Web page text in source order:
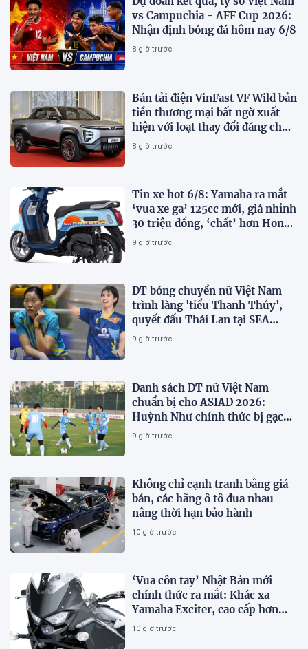
vs Campuchia - AFF Cup 2026:
Nhận định bóng đá hôm nay 6/8
8 giờ trước
Bán tải điện VinFast VF Wild bản
tiền thương mại bất ngờ xuất
hiện với loạt thay đổi đáng chú
ý
8 giờ trước
Tin xe hot 6/8: Yamaha ra mắt
‘vua xe ga’ 125cc mới, giá nhỉnh
30 triệu đồng, ‘chất’ hơn Honda
Vision và SH Mode
9 giờ trước
ĐT bóng chuyền nữ Việt Nam
trình làng 'tiểu Thanh Thúy',
quyết đấu Thái Lan tại SEA
V.Cup 2026
9 giờ trước
Danh sách ĐT nữ Việt Nam
chuẩn bị cho ASIAD 2026:
Huỳnh Như chính thức bị gạch
tên
9 giờ trước
Không chỉ cạnh tranh bằng giá
bán, các hãng ô tô đua nhau
nâng thời hạn bảo hành
10 giờ trước
‘Vua côn tay’ Nhật Bản mới
chính thức ra mắt: Khác xa
Yamaha Exciter, cao cấp hơn
Honda Winner R, giá rẻ so với
10 giờ trước